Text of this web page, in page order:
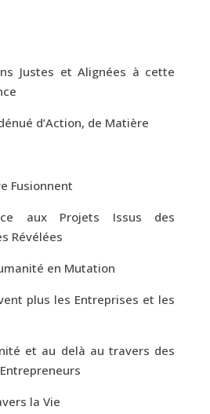
Justes et Alignées à cette
d’Action, de Matière
Fusionnent
aux Projets Issus des
Révélées
en Mutation
plus les Entreprises et les
et au delà au travers des
la Vie